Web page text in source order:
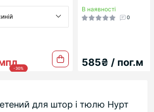
-30%
В наявності
0
585₴ / пог.м
для штор і тюлю Нурт